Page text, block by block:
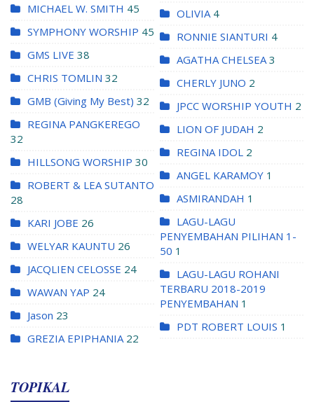
MICHAEL W. SMITH 45
SYMPHONY WORSHIP 45
GMS LIVE 38
CHRIS TOMLIN 32
GMB (Giving My Best) 32
REGINA PANGKEREGO
32
HILLSONG WORSHIP 30
ROBERT & LEA SUTANTO
28
KARI JOBE 26
WELYAR KAUNTU 26
JACQLIEN CELOSSE 24
WAWAN YAP 24
Jason 23
GREZIA EPIPHANIA 22
OLIVIA 4
RONNIE SIANTURI 4
AGATHA CHELSEA 3
CHERLY JUNO 2
JPCC WORSHIP YOUTH 2
LION OF JUDAH 2
REGINA IDOL 2
ANGEL KARAMOY 1
ASMIRANDAH 1
LAGU-LAGU
PENYEMBAHAN PILIHAN 1-
50 1
LAGU-LAGU ROHANI
TERBARU 2018-2019
PENYEMBAHAN 1
PDT ROBERT LOUIS 1
TOPIKAL